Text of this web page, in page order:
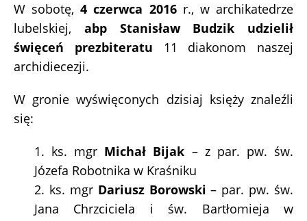
W sobotę,4 czerwca 2016 r., w archikatedrze
lubelskiej, abp Stanisław Budzik udzielił
święceń prezbiteratu
11 diakonom naszej
archidiecezji.
W gronie wyświęconych dzisiaj księży znaleźli
się:
1. ks. mgr Michał Bijak – z par. pw. św.
Józefa Robotnika w Kraśniku
2. ks. mgr Dariusz Borowski– par. pw. św.
Jana Chrzciciela i św. Bartłomieja w